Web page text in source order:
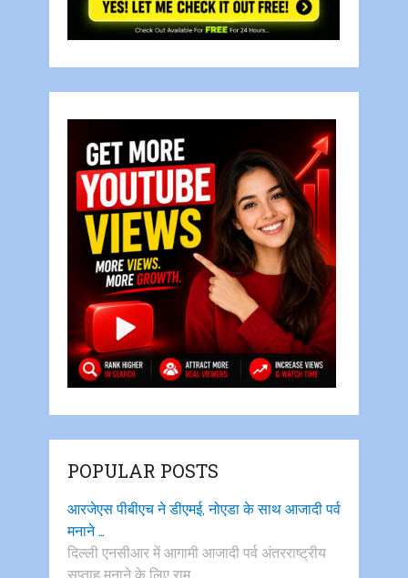
POPULAR POSTS
आरजेएस पीबीएच ने डीएमई, नोएडा के साथ आजादी पर्व
मनाने …
दिल्ली एनसीआर में आगामी आजादी पर्व अंतरराष्ट्रीय